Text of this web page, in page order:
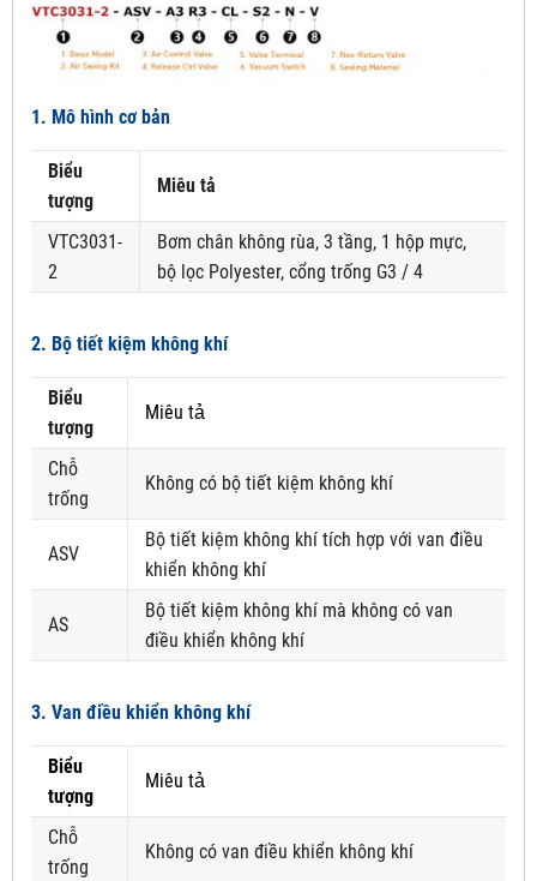
1. Mô hình cơ bản
Biểu
tượng
Miêu tả
VTC3031-
2
Bơm chân không rùa, 3 tầng, 1 hộp mực,
bộ lọc Polyester, cổng trống G3 / 4
2. Bộ tiết kiệm không khí
Biểu
tượng
Miêu tả
Chỗ
trống
Không có bộ tiết kiệm không khí
ASV
Bộ tiết kiệm không khí tích hợp với van điều
khiển không khí
AS
Bộ tiết kiệm không khí mà không có van
điều khiển không khí
3. Van điều khiển không khí
Biểu
tượng
Miêu tả
Chỗ
trống
Không có van điều khiển không khí